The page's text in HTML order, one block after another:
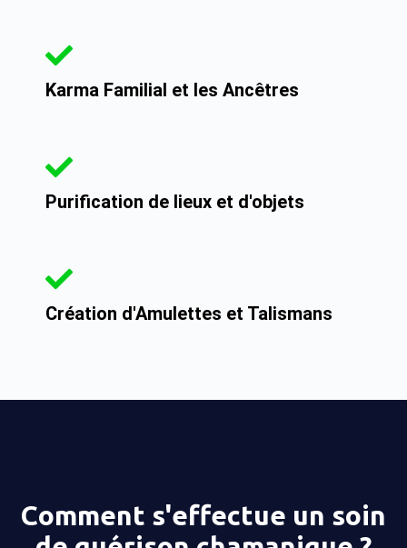
Karma Familial et les Ancêtres
Purification de lieux et d'objets
Création d'Amulettes et Talismans
Comment s'effectue un soin